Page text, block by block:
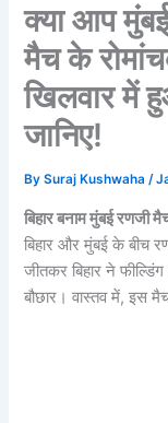
क्या आप
मैच के
खिलवार में
जानिए!
BySuraj Kushwaha/
बिहार बनाम मुंबई
बिहार और मुंबई के बीच
जीतकर बिहार ने
बौछार। वास्तव में, इस